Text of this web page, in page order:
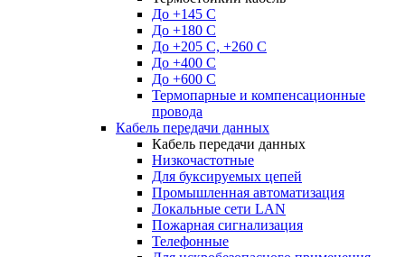
До +145 С
До +180 C
До +205 С, +260 С
До +400 C
До +600 С
Термопарные и компенсационные
провода
Кабель передачи данных
Кабель передачи данных
Низкочастотные
Для буксируемых цепей
Промышленная автоматизация
Локальные сети LAN
Пожарная сигнализация
Телефонные